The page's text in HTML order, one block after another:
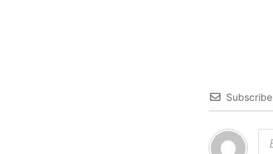
Subscribe